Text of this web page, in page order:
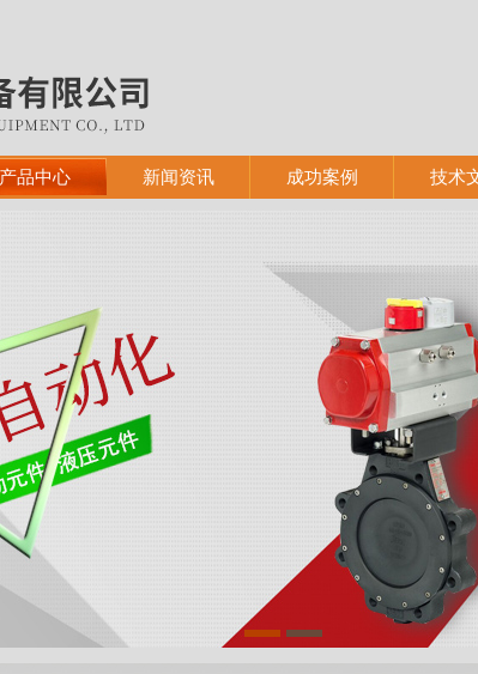
产品中心 新闻资讯 成功案例 技术